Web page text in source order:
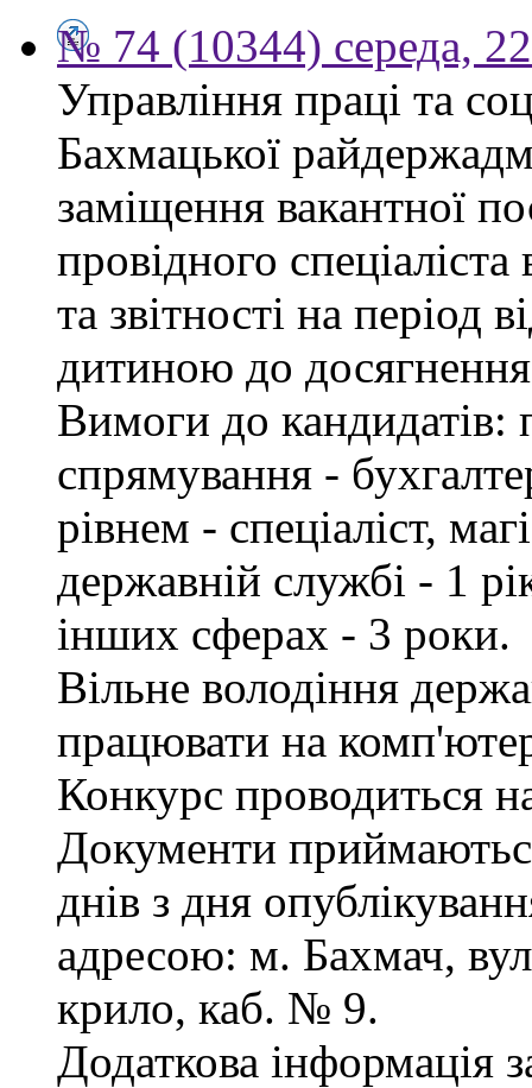
№ 74 (10344) середа,
Управління праці та
Бахмацької
заміщення вакантної
провідного спеціаліста
та звітності на період
дитиною до
Вимоги до кандидатів:
спрямування -
рівнем - спеціаліст,
державній службі - 1
інших сферах - 3 роки.
Вільне володіння
працювати на
Конкурс проводиться
Документи
днів з дня
адресою: м. Бахмач,
крило, каб. № 9.
Додаткова інформація